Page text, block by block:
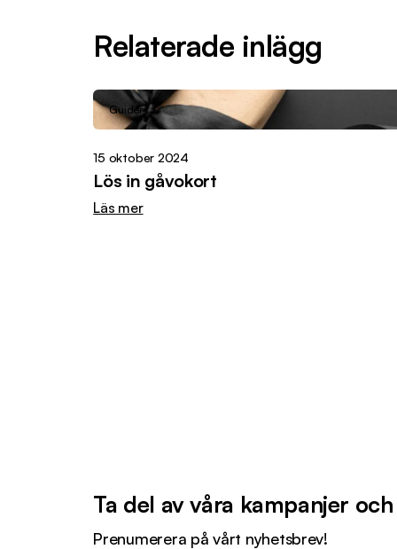
Relaterade inlägg
Guider
15 oktober 2024
Lös in gåvokort
Läs mer
Ta del av våra kampanjer
Prenumerera på vårt nyhetsbrev!